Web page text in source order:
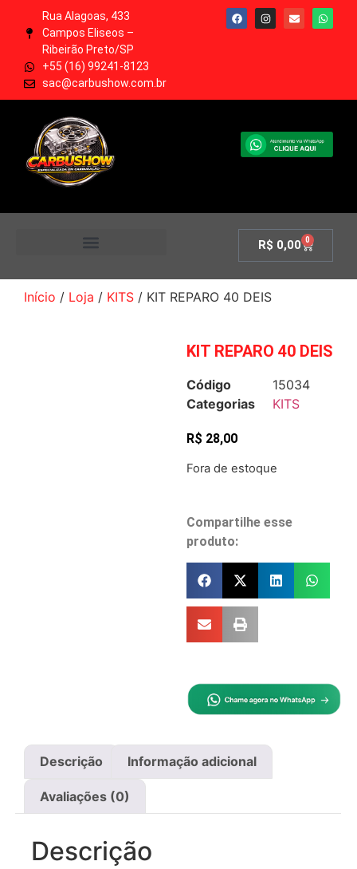
Rua Alagoas, 433
Campos Eliseos –
Ribeirão Preto/SP
+55 (16) 99241-8123
sac@carbushow.com.br
R$ 0,00 0
Início / Loja / KITS / KIT REPARO 40 DEIS
KIT REPARO 40 DEIS
Código
15034
Categorias
KITS
R$ 28,00
Fora de estoque
Compartilhe esse
produto:
Descrição Informação adicional
Avaliações (0)
Descrição